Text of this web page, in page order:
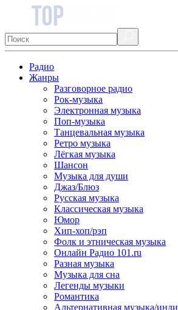
Радио
Жанры
Разговорное радио
Рок-музыка
Электронная музыка
Поп-музыка
Танцевальная музыка
Ретро музыка
Лёгкая музыка
Шансон
Музыка для души
Джаз/Блюз
Русская музыка
Классическая музыка
Юмор
Хип-хоп/рэп
Фолк и этническая музыка
Онлайн Радио 101.ru
Разная музыка
Музыка для сна
Легенды музыки
Романтика
Альтернативная музыка/инди